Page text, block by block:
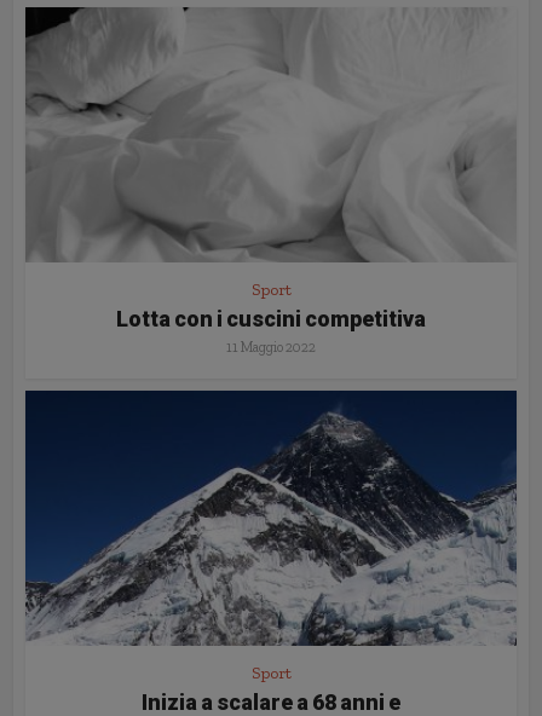
Sport
Lotta con i cuscini competitiva
11 Maggio 2022
Sport
Inizia a scalare a 68 anni e